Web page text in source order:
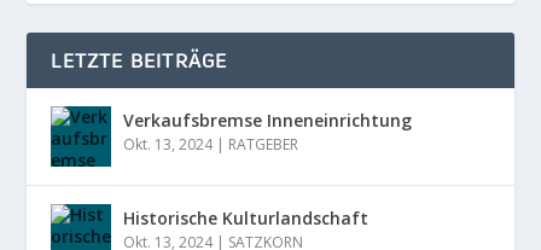
LETZTE BEITRÄGE
Verkaufsbremse Inneneinrichtung
Okt. 13, 2024| RATGEBER
Historische Kulturlandschaft
Okt. 13, 2024| SATZKORN